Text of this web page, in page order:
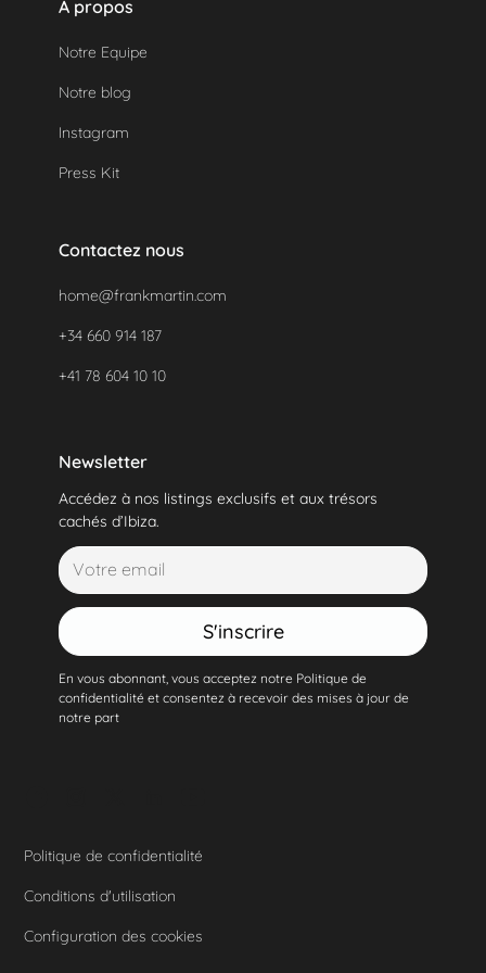
réservation.
A propos
Notre Equipe
Notre blog
Instagram
Press Kit
Contactez nous
home@frankmartin.com
+34 660 914 187
+41 78 604 10 10
Newsletter
Accédez à nos listings exclusifs et aux trésors
cachés d’Ibiza.
S'inscrire
En vous abonnant, vous acceptez notre Politique de
confidentialité et consentez à recevoir des mises à jour de
notre part
Politique de confidentialité
Conditions d'utilisation
Configuration des cookies